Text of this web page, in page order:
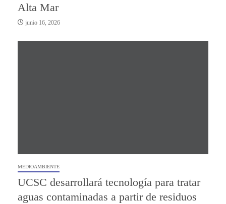
Alta Mar
junio 16, 2026
MEDIOAMBIENTE
UCSC desarrollará tecnología para tratar
aguas contaminadas a partir de residuos